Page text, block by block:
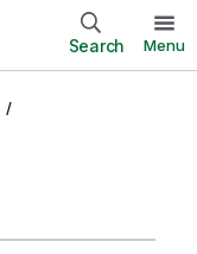
Search Menu